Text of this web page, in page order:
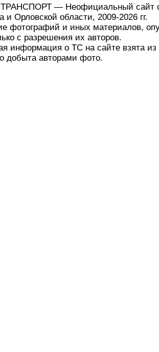
— Неофициальный сайт
и Орловской области, 2009-2026 гг.
фотографий и иных материалов,
с разрешения их авторов.
информация о ТС на сайте взята из
добыта авторами фото.